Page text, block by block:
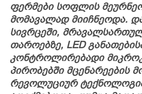
ფერმები სოფლის
მომავალად მიიჩნეოდა.
სივრცეში,
თაროებზე, LED
კონტროლირებადი
პირობებში მცენარეების
რევოლუციურ